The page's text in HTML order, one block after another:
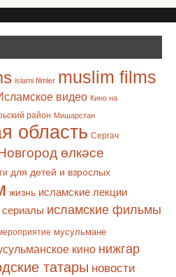
islami filmler muslim films
видео Кино на
район Мишарстан
область Сергач
өлкәсе
для детей и взрослых
жизнь исламские лекции
сериалы исламские фильмы
мусульмане
кино нижгар
татары новости